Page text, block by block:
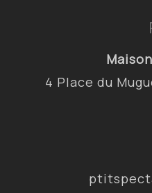
4 Place du